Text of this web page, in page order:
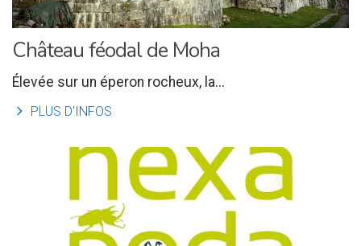
Château féodal de Moha
Élevée sur un éperon rocheux, la...
l PLUS D'INFOS